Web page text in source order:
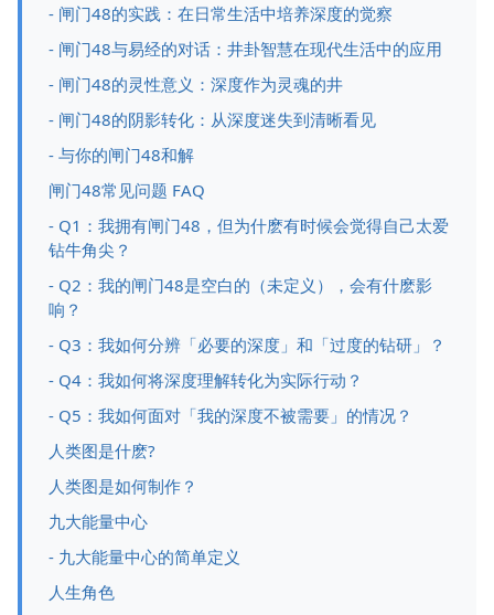
- 闸门48的实践：在日常生活中培养深度的觉察
- 闸门48与易经的对话：井卦智慧在现代生活中的应用
- 闸门48的灵性意义：深度作为灵魂的井
- 闸门48的阴影转化：从深度迷失到清晰看见
- 与你的闸门48和解
闸门48常见问题 FAQ
- Q1：我拥有闸门48，但为什麽有时候会觉得自己太爱
钻牛角尖？
- Q2：我的闸门48是空白的（未定义），会有什麽影
响？
- Q3：我如何分辨「必要的深度」和「过度的钻研」？
- Q4：我如何将深度理解转化为实际行动？
- Q5：我如何面对「我的深度不被需要」的情况？
人类图是什麽?
人类图是如何制作？
九大能量中心
- 九大能量中心的简单定义
人生角色